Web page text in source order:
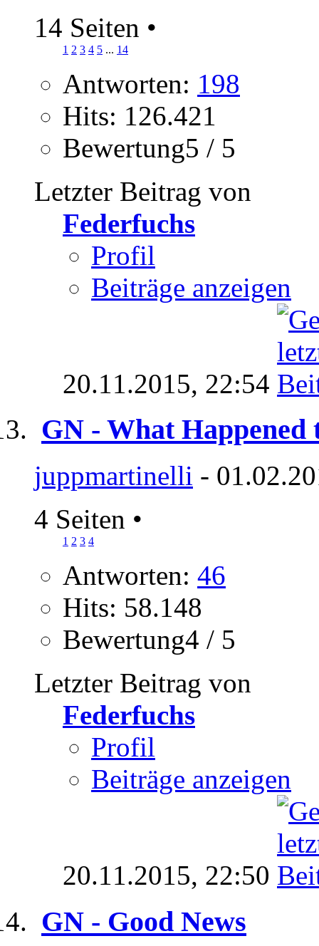
14 Seiten •
1 2 3 4 5 ... 14
Antworten: 198
Hits: 126.421
Bewertung5 / 5
Letzter Beitrag von
Federfuchs
Profil
Beiträge anzeigen
20.11.2015, 22:54
GN - What Happened
juppmartinelli -
4 Seiten •
1 2 3 4
Antworten: 46
Hits: 58.148
Bewertung4 / 5
Letzter Beitrag von
Federfuchs
Profil
Beiträge anzeigen
20.11.2015, 22:50
GN - Good News